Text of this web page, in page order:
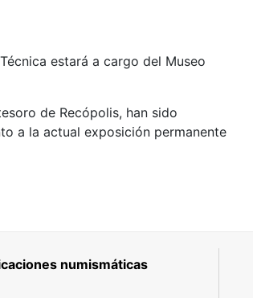
estará a cargo del Museo
de Recópolis, han sido
a la actual exposición permanente
numismáticas